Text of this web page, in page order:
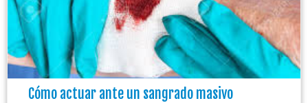
Cómo actuar ante un sangrado masivo